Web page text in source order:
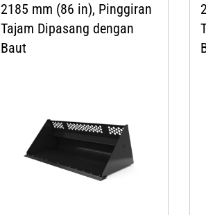
2185 mm (86 in), Pinggiran
Tajam Dipasang dengan
Baut